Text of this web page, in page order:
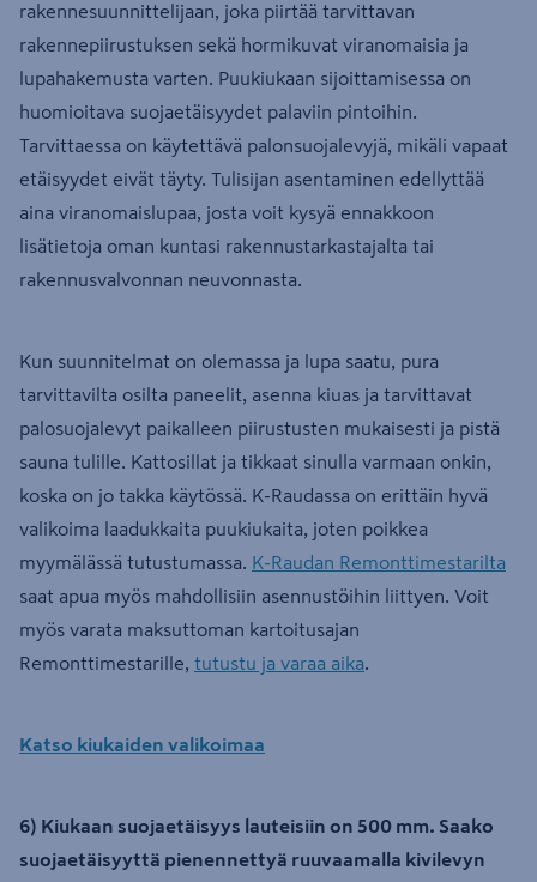
rakennesuunnittelijaan, joka piirtää tarvittavan
rakennepiirustuksen sekä hormikuvat viranomaisia ja
lupahakemusta varten. Puukiukaan sijoittamisessa on
huomioitava suojaetäisyydet palaviin pintoihin.
Tarvittaessa on käytettävä palonsuojalevyjä, mikäli vapaat
etäisyydet eivät täyty. Tulisijan asentaminen edellyttää
aina viranomaislupaa, josta voit kysyä ennakkoon
lisätietoja oman kuntasi rakennustarkastajalta tai
rakennusvalvonnan neuvonnasta.
Kun suunnitelmat on olemassa ja lupa saatu, pura
tarvittavilta osilta paneelit, asenna kiuas ja tarvittavat
palosuojalevyt paikalleen piirustusten mukaisesti ja pistä
sauna tulille. Kattosillat ja tikkaat sinulla varmaan onkin,
koska on jo takka käytössä. K-Raudassa on erittäin hyvä
valikoima laadukkaita puukiukaita, joten poikkea
myymälässä tutustumassa. K-Raudan Remonttimestarilta
saat apua myös mahdollisiin asennustöihin liittyen. Voit
myös varata maksuttoman kartoitusajan
Remonttimestarille, tutustu ja varaa aika.
Katso kiukaiden valikoimaa
6) Kiukaan suojaetäisyys lauteisiin on 500 mm. Saako
suojaetäisyyttä pienennettyä ruuvaamalla kivilevyn